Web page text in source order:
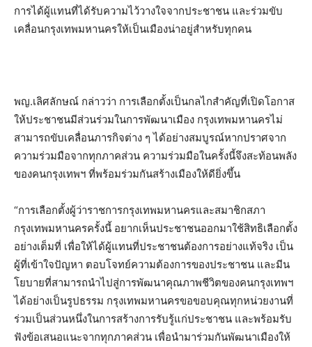
การได้ผู้แทนที่ได้รับความไว้วางใจจากประชาชน และร่วมขับ
เคลื่อนกรุงเทพมหานครให้เป็นเมืองน่าอยู่สำหรับทุกคน
พญ.เลิศลักษณ์ กล่าวว่า การเลือกตั้งเป็นกลไกสำคัญที่เปิดโอกาส
ให้ประชาชนมีส่วนร่วมในการพัฒนาเมือง กรุงเทพมหานครไม่
สามารถขับเคลื่อนภารกิจต่าง ๆ ได้อย่างสมบูรณ์หากปราศจาก
ความร่วมมือจากทุกภาคส่วน ความร่วมมือในครั้งนี้จึงสะท้อนพลัง
ของคนกรุงเทพฯ ที่พร้อมร่วมกันสร้างเมืองให้ดียิ่งขึ้น
“การเลือกตั้งผู้ว่าราชการกรุงเทพมหานครและสมาชิกสภา
กรุงเทพมหานครครั้งนี้ อยากเห็นประชาชนออกมาใช้สิทธิเลือกตั้ง
อย่างเต็มที่ เพื่อให้ได้ผู้แทนที่ประชาชนต้องการอย่างแท้จริง เป็น
ผู้ที่เข้าใจปัญหา ตอบโจทย์ความต้องการของประชาชน และมีน
โยบายที่สามารถนำไปสู่การพัฒนาคุณภาพชีวิตของคนกรุงเทพฯ
ได้อย่างเป็นรูปธรรม กรุงเทพมหานครขอขอบคุณทุกหน่วยงานที่
ร่วมเป็นส่วนหนึ่งในการสร้างการรับรู้แก่ประชาชน และพร้อมรับ
ฟังข้อเสนอแนะจากทุกภาคส่วน เพื่อนำมาร่วมกันพัฒนาเมืองให้